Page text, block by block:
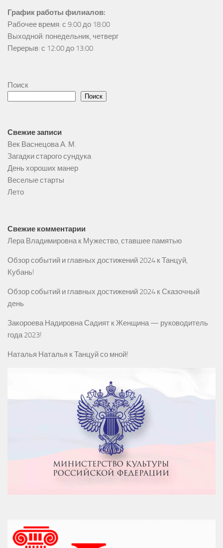
График работы филиалов:
Рабочее время: с 9:00 до 18:00
Выходной: понедельник, четверг
Перерыв: с 12:00 до 13:00
Поиск
Поиск
Свежие записи
Век Васнецова А. М.
Загадки старого сундука
День хороших манер
Веселые старты
Лето
Свежие комментарии
Лера Владимировнак Мужество, ставшее памятью
Обзор событий и главных достижений 2024 кТанцуй,
Кубань!
Обзор событий и главных достижений 2024 кСказочный
день
Закороева Надировна Садият кЖенщина — руководитель
года 2023!
Наталья Наталья кТанцуй со мной!